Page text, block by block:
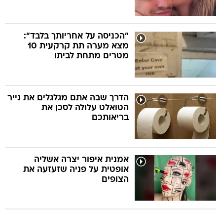
"הכניסה על אחריותך בלבד":
מצא מערה תת קרקעית 10
מטרים מתחת לביתו
הדרך שבה אתם מגלגלים את נייר
הטואלט עלולה לסכן את
בריאותכם
אמנית איפור יצרה אשליה
אופטית על פניה שזעזעה את
הצופים